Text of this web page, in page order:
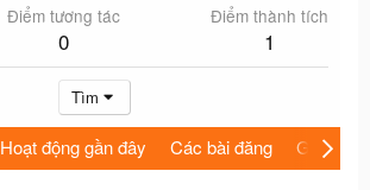
Điểm tương tác
0
Điểm thành tích
1
Tìm
Hoạt động gần đây Các bài đăng Giới thiệu